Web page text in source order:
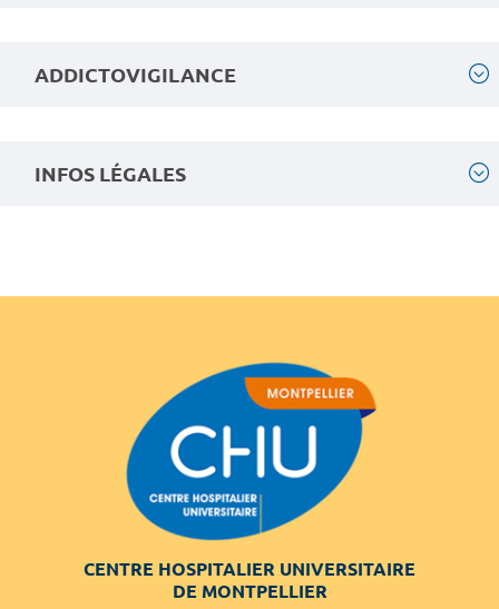
ADDICTOVIGILANCE
INFOS LÉGALES
CENTRE HOSPITALIER UNIVERSITAIRE
DE MONTPELLIER